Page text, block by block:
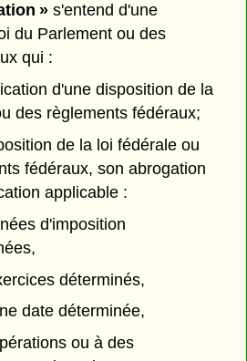
» s'entend d'une
du Parlement ou des
qui :
d'une disposition de la
des règlements fédéraux;
de la loi fédérale ou
fédéraux, son abrogation
applicable :
d'imposition
déterminés,
date déterminée,
ou à des